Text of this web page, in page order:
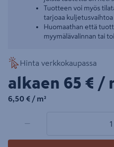
Tuotteen voi myös
tarjoaa kuljetusvaihtoa
Huomaathan että
myymälävalinnan tai
Hinta verkkokaupassa
alkaen 65€/
65 € /
6,50€/m²
6,50 € / m²
−